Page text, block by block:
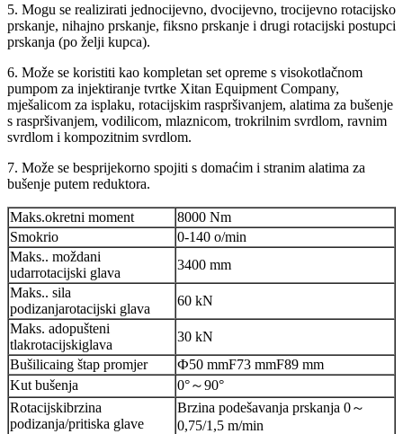
5. Mogu se realizirati jednocijevno, dvocijevno, trocijevno rotacijsko
prskanje, nihajno prskanje, fiksno prskanje i drugi rotacijski postupci
prskanja (po želji kupca).
6. Može se koristiti kao kompletan set opreme s visokotlačnom
pumpom za injektiranje tvrtke Xitan Equipment Company,
mješalicom za isplaku, rotacijskim raspršivanjem, alatima za bušenje
s raspršivanjem, vodilicom, mlaznicom, trokrilnim svrdlom, ravnim
svrdlom i kompozitnim svrdlom.
7. Može se besprijekorno spojiti s domaćim i stranim alatima za
bušenje putem reduktora.
Maks.okretni moment
8000 Nm
Smokrio
0-140 o/min
Maks.. moždani
udarrotacijski glava
3400 mm
Maks.. sila
podizanjarotacijski glava
60 kN
Maks. adopušteni
tlakrotacijskiglava
30 kN
Bušilicaing štap promjer Ф50 mmF73 mmF89 mm
Kut bušenja
0°～90°
Rotacijskibrzina
podizanja/pritiska glave
Brzina podešavanja prskanja 0～
0,75/1,5 m/min